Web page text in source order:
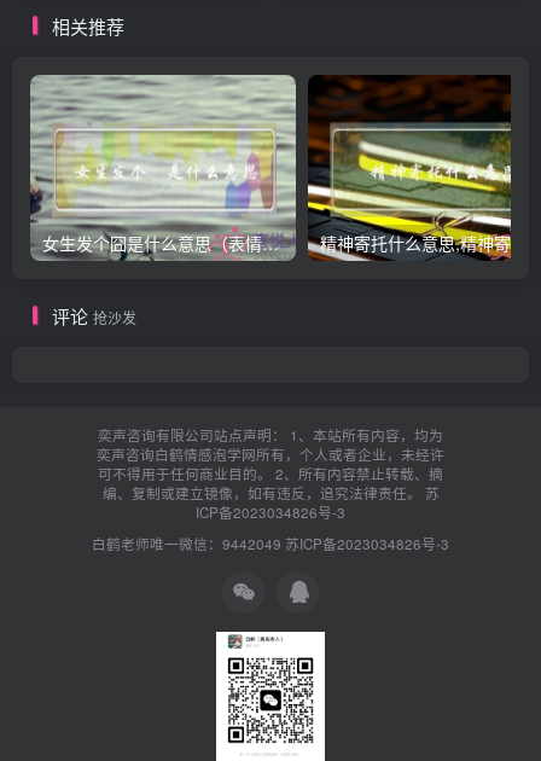
相关推荐
女生发个囧是什么意思（表情囧的含义）
评论 抢沙发
奕声咨询有限公司站点声明： 1、本站所有内容，均为
奕声咨询白鹤情感泡学网所有，个人或者企业，未经许
可不得用于任何商业目的。 2、所有内容禁止转载、摘
编、复制或建立镜像，如有违反，追究法律责任。 苏
ICP备2023034826号-3
白鹤老师唯一微信：9442049 苏ICP备2023034826号-3